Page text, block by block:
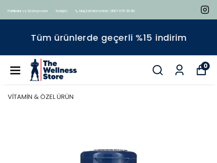
Politikalar ve Sözleşmeler İletişim 📞 Müşteri Hizmetleri : 0507 675 35 80
Tüm ürünlerde geçerli %15 indirim
0
VİTAMİN & ÖZEL ÜRÜN